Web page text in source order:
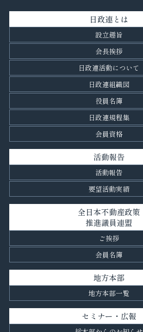
日政連とは
設立趣旨
会長挨拶
日政連活動について
日政連組織図
役員名簿
日政連規程集
会員資格
活動報告
活動報告
要望活動実績
全日本不動産政策
推進議員連盟
ご挨拶
会員名簿
地方本部
地方本部一覧
セミナー・広報